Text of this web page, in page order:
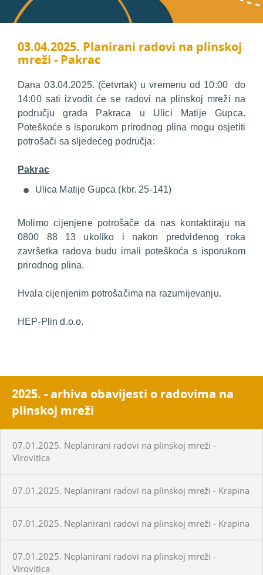
03.04.2025. Planirani radovi na plinskoj
mreži - Pakrac
Dana 03.04.2025. (četvrtak) u vremenu od 10:00 do
14:00 sati izvodit će se radovi na plinskoj mreži na
području grada Pakraca u Ulici Matije Gupca.
Poteškoće s isporukom prirodnog plina mogu osjetiti
potrošači sa sljedećeg područja:
Pakrac
Ulica Matije Gupca (kbr. 25-141)
Molimo cijenjene potrošače da nas kontaktiraju na
0800 88 13 ukoliko i nakon predviđenog roka
završetka radova budu imali poteškoća s isporukom
prirodnog plina.
Hvala cijenjenim potrošačima na razumijevanju.
HEP-Plin d.o.o.
2025. - arhiva obavijesti o radovima na
plinskoj mreži
07.01.2025. Neplanirani radovi na plinskoj mreži -
Virovitica
07.01.2025. Neplanirani radovi na plinskoj mreži - Krapina
07.01.2025. Neplanirani radovi na plinskoj mreži - Krapina
07.01.2025. Neplanirani radovi na plinskoj mreži -
Virovitica